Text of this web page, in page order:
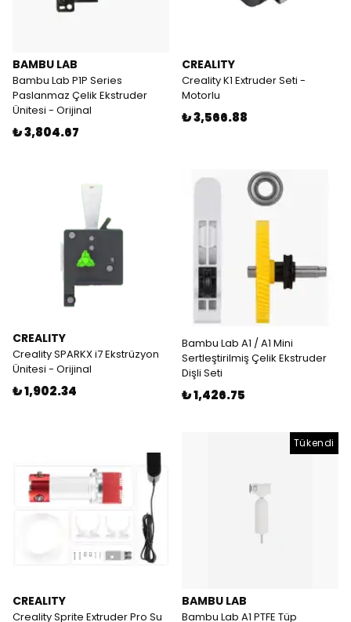
BAMBU LAB
Bambu Lab P1P Series
Paslanmaz Çelik Ekstruder
Ünitesi - Orijinal
₺ 3,804.67
CREALITY
Creality K1 Extruder Seti -
Motorlu
₺ 3,566.88
CREALITY
Creality SPARKX i7 Ekstrüzyon
Ünitesi - Orijinal
₺ 1,902.34
Bambu Lab A1 / A1 Mini
Sertleştirilmiş Çelik Ekstruder
Dişli Seti
₺ 1,426.75
CREALITY
Creality Sprite Extruder Pro Su
Tükendi
BAMBU LAB
Bambu Lab A1 PTFE Tüp